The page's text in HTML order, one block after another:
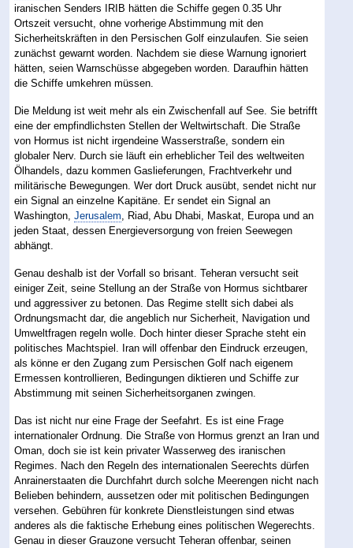
iranischen Senders IRIB hätten die Schiffe gegen 0.35 Uhr
Ortszeit versucht, ohne vorherige Abstimmung mit den
Sicherheitskräften in den Persischen Golf einzulaufen. Sie seien
zunächst gewarnt worden. Nachdem sie diese Warnung ignoriert
hätten, seien Warnschüsse abgegeben worden. Daraufhin hätten
die Schiffe umkehren müssen.
Die Meldung ist weit mehr als ein Zwischenfall auf See. Sie betrifft
eine der empfindlichsten Stellen der Weltwirtschaft. Die Straße
von Hormus ist nicht irgendeine Wasserstraße, sondern ein
globaler Nerv. Durch sie läuft ein erheblicher Teil des weltweiten
Ölhandels, dazu kommen Gaslieferungen, Frachtverkehr und
militärische Bewegungen. Wer dort Druck ausübt, sendet nicht nur
ein Signal an einzelne Kapitäne. Er sendet ein Signal an
Washington,Jerusalem , Riad, Abu Dhabi, Maskat, Europa und an
jeden Staat, dessen Energieversorgung von freien Seewegen
abhängt.
Genau deshalb ist der Vorfall so brisant. Teheran versucht seit
einiger Zeit, seine Stellung an der Straße von Hormus sichtbarer
und aggressiver zu betonen. Das Regime stellt sich dabei als
Ordnungsmacht dar, die angeblich nur Sicherheit, Navigation und
Umweltfragen regeln wolle. Doch hinter dieser Sprache steht ein
politisches Machtspiel. Iran will offenbar den Eindruck erzeugen,
als könne er den Zugang zum Persischen Golf nach eigenem
Ermessen kontrollieren, Bedingungen diktieren und Schiffe zur
Abstimmung mit seinen Sicherheitsorganen zwingen.
Das ist nicht nur eine Frage der Seefahrt. Es ist eine Frage
internationaler Ordnung. Die Straße von Hormus grenzt an Iran und
Oman, doch sie ist kein privater Wasserweg des iranischen
Regimes. Nach den Regeln des internationalen Seerechts dürfen
Anrainerstaaten die Durchfahrt durch solche Meerengen nicht nach
Belieben behindern, aussetzen oder mit politischen Bedingungen
versehen. Gebühren für konkrete Dienstleistungen sind etwas
anderes als die faktische Erhebung eines politischen Wegerechts.
Genau in dieser Grauzone versucht Teheran offenbar, seinen